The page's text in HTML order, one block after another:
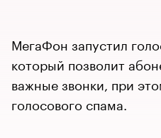
МегаФон запустил
который позволит
важные звонки, при
голосового спама.